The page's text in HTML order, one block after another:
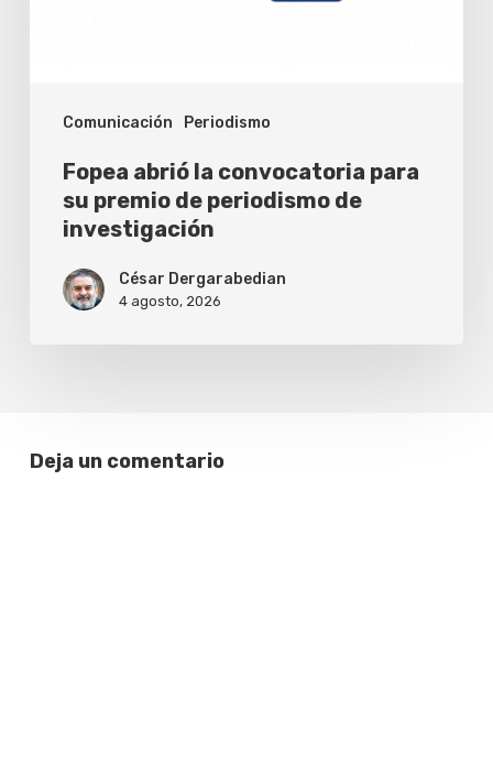
Comunicación Periodismo
investigación
Fopea abrió la convocatoria para
su premio de periodismo de
investigación
César Dergarabedian
4 agosto, 2026
Deja un comentario